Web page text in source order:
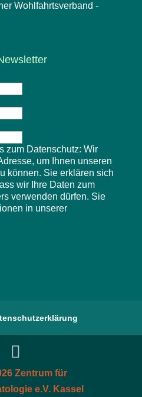
zum Datenschutz: Wir
um Ihnen unseren
können. Sie erklären sich
wir Ihre Daten zum
verwenden dürfen. Sie
in unserer
Zentrum für
e.V. Kassel